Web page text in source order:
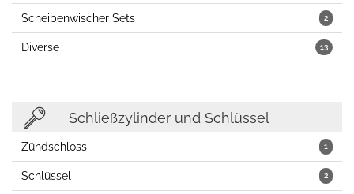
2
Scheibenwischer Sets
13
Diverse
Schließzylinder und Schlüssel
1
Zündschloss
2
Schlüssel